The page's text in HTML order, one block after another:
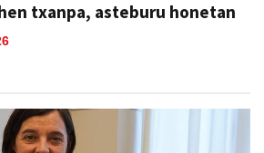
txanpa, asteburu honetan